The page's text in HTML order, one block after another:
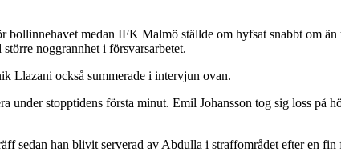
medan IFK Malmö ställde om hyfsat snabbt om
noggrannhet i försvarsarbetet.
Llazani också summerade i intervjun ovan.
under stopptidens första minut. Emil Johansson tog sig loss på
sedan han blivit serverad av Abdulla i straffområdet efter en